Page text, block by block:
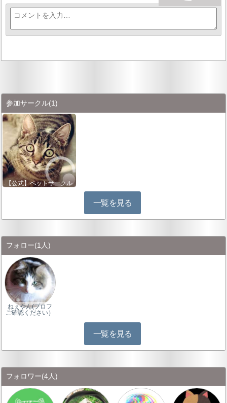
参加サークル(1)
【公式】ペットサークル
一覧を見る
フォロー(1人)
ねぇやん(プロフ
ご確認ください）
一覧を見る
フォロワー(4人)